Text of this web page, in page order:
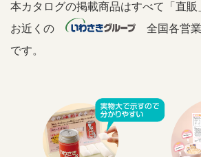
〒390-0863 松本市白板1-9-10 1Ｆ
TEL：0263(39)0501 FAX：0263(39)0502
TEL：027(322)3684 FAX：027(322)3095
仙台営業所
本カタログの掲載商品はすべて「直販
お近くの
全国各営
です。